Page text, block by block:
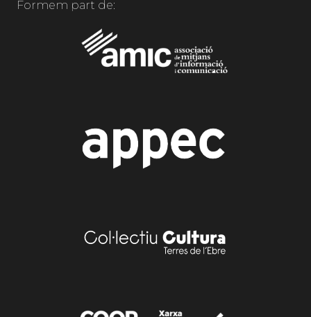
Formem part de: